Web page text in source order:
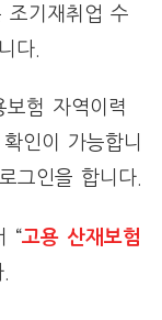
조기재취업 수
다.
보험 자역이력
인이 가능합니
그인을 합니다.
“고용 산재보험